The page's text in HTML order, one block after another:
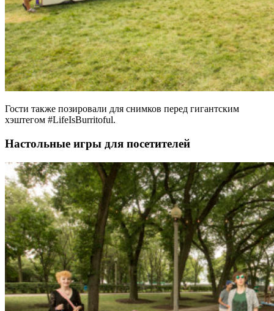
Гости также позировали для снимков перед гигантским
хэштегом #LifeIsBurritoful.
Настольные игры для посетителей